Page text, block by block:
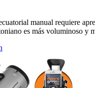
manual requiere
es más voluminoso y